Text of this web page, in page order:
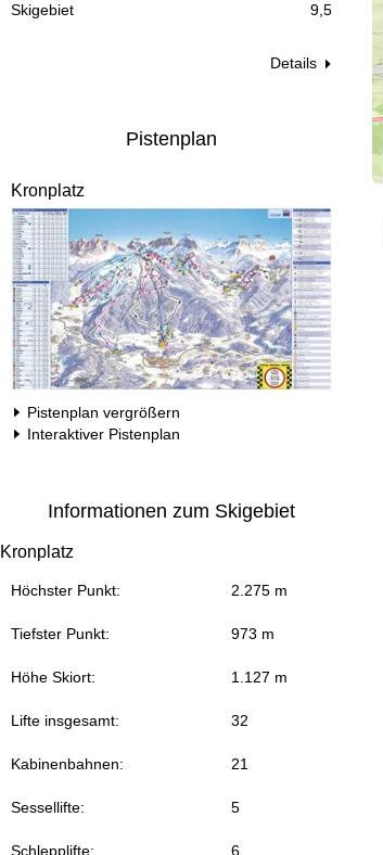
Skigebiet 9,5
Details
Pistenplan
Kronplatz
Pistenplan vergrößern
Interaktiver Pistenplan
Informationen zum Skigebiet
Kronplatz
Höchster Punkt: 2.275 m
Tiefster Punkt: 973 m
Höhe Skiort: 1.127 m
Lifte insgesamt: 32
Kabinenbahnen: 21
Sessellifte: 5
Schlepplifte: 6